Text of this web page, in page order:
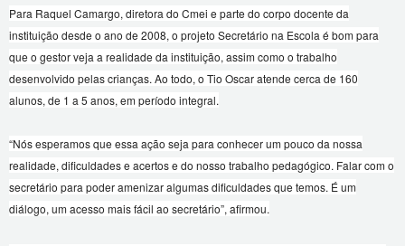
Para Raquel Camargo, diretora do Cmei e parte do corpo docente da
instituição desde o ano de 2008, o projeto Secretário na Escola é bom para
que o gestor veja a realidade da instituição, assim como o trabalho
desenvolvido pelas crianças. Ao todo, o Tio Oscar atende cerca de 160
alunos, de 1 a 5 anos, em período integral.
“Nós esperamos que essa ação seja para conhecer um pouco da nossa
realidade, dificuldades e acertos e do nosso trabalho pedagógico. Falar com o
secretário para poder amenizar algumas dificuldades que temos. É um
diálogo, um acesso mais fácil ao secretário”, afirmou.